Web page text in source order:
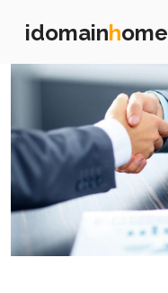
idomainhome